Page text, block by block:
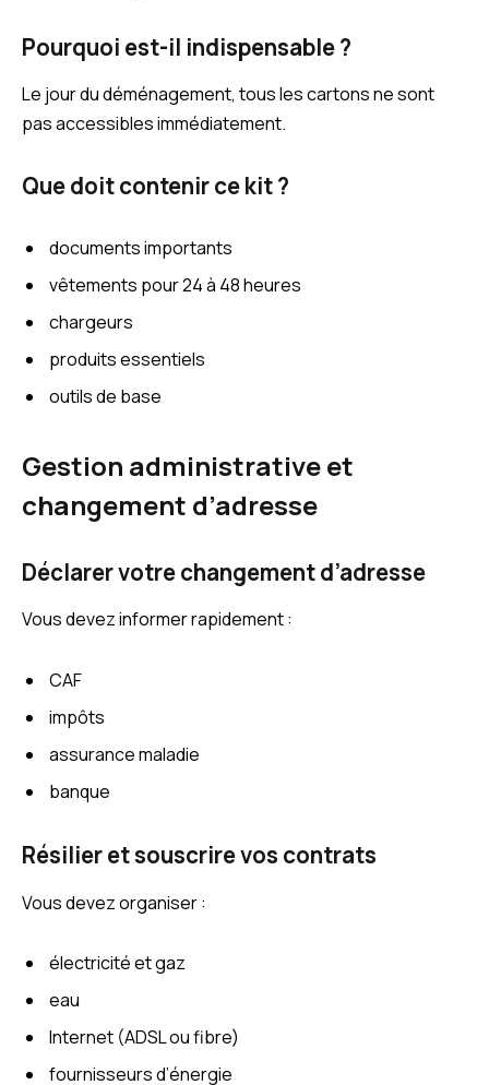
Pourquoi est-il indispensable ?
Le jour du déménagement, tous les cartons ne sont
pas accessibles immédiatement.
Que doit contenir ce kit ?
documents importants
vêtements pour 24 à 48 heures
chargeurs
produits essentiels
outils de base
Gestion administrative et
changement d’adresse
Déclarer votre changement d’adresse
Vous devez informer rapidement :
CAF
impôts
assurance maladie
banque
Résilier et souscrire vos contrats
Vous devez organiser :
électricité et gaz
eau
Internet (ADSL ou fibre)
fournisseurs d’énergie